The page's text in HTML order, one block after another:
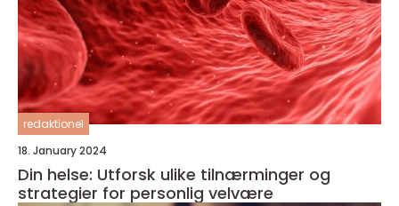
redaktionel
18. January 2024
Din helse: Utforsk ulike tilnærminger og
strategier for personlig velvære